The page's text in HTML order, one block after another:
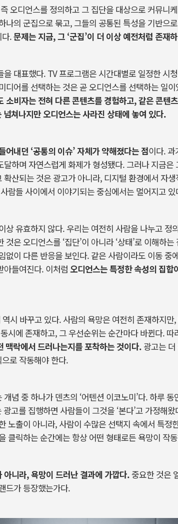
즉오디언스를 정의하고 그 집단을 대상으로 커뮤니
나의 군집으로묶고, 그들의 공통된 특성을 기반으로
.문제는 지금,그 ‘군집’이 더 이상 예전처럼 존재
을 대표했다. TV프로그램은 시간대별로 일정한 시
디어를 선택하는 것은 곧오디언스를 선택하는 일
소비자는 전혀 다른콘텐츠를 경험하고,같은콘텐
넘쳐나지만오디언스는사라진 상태에놓여 있다.
어내던 ‘공통의 이슈’자체가약해졌다는 점이다. 과
달하며 자연스럽게 화제가 형성됐다. 그러나 지금은
확산되는 것은 광고가 아니라, 디지털 환경에서 자
사람들 사이에서 이야기되는중심에서는 멀어지고 있
상유효하지 않다.우리는 여전히 사람을 나누고 정
것은오디언스를 ‘집단’이 아니라 ‘상태’로 이해하는
없이 다른 반응을보인다. 같은 사람이라도 이동중
아들여진다. 이처럼 오디언스는특정한 속성의 집합
역시 바꾸고 있다. 사람의 욕망은 여전히 존재하지만,
동시에 존재하고, 그우선순위는순간마다 바뀐다. 따
맥락에서드러나는지를포착하는 것이다. 광고는 더
로 작동해야 한다.
개념 중하나가 덴츠의 ‘어텐션 이코노미’다.하루동
광고를 집행하면 사람들이 그것을 ‘본다’고 가정해왔
노출이 아니라, 사람이 수많은 선택지 속에서 특정
클릭하는순간에는 항상 어떤 형태로든 욕망이 작
아니라,욕망이 드러난 결과에 가깝다.중요한 것은
드가 등장했는가다.